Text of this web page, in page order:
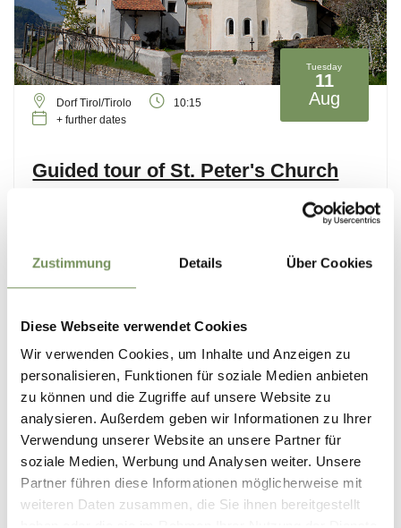
Zustimmung Details Über Cookies
Diese Webseite verwendet Cookies
Wir verwenden Cookies, um Inhalte und Anzeigen zu
personalisieren, Funktionen für soziale Medien anbieten
zu können und die Zugriffe auf unsere Website zu
analysieren. Außerdem geben wir Informationen zu Ihrer
Verwendung unserer Website an unsere Partner für
soziale Medien, Werbung und Analysen weiter. Unsere
Partner führen diese Informationen möglicherweise mit
weiteren Daten zusammen, die Sie ihnen bereitgestellt
Tuesday
11
Aug
Dorf Tirol/Tirolo
10:15
+ further dates
Guided tour of St. Peter's Church
Detail